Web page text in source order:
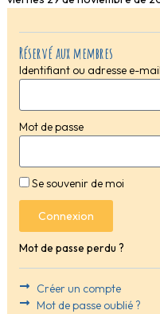
Réservé aux membres
Identifiant ou adresse e-mail
Mot de passe
Se souvenir de moi
Connexion
Mot de passe perdu ?
Créer un compte
Mot de passe oublié ?